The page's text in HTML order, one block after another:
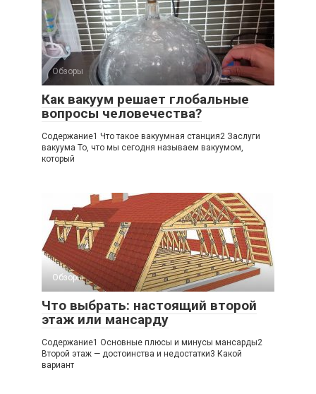
Обзоры
Как вакуум решает глобальные
вопросы человечества?
Содержание1 Что такое вакуумная станция2 Заслуги
вакуума То, что мы сегодня называем вакуумом,
который
Обзоры
Что выбрать: настоящий второй
этаж или мансарду
Содержание1 Основные плюсы и минусы мансарды2
Второй этаж — достоинства и недостатки3 Какой
вариант